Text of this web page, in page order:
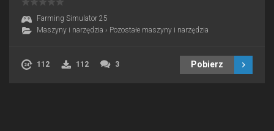
Farming Simulator 25
Maszyny i narzędzia › Pozostałe maszyny i narzędzia
112 112 3 Pobierz